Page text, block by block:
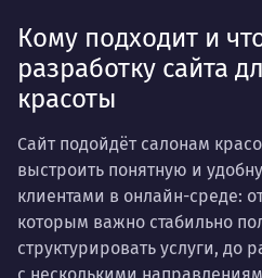
Кому подходит и
разработку сайта
красоты
Сайт подойдёт салонам
выстроить понятную и
клиентами в онлайн-среде:
которым важно стабильно
структурировать услуги, до